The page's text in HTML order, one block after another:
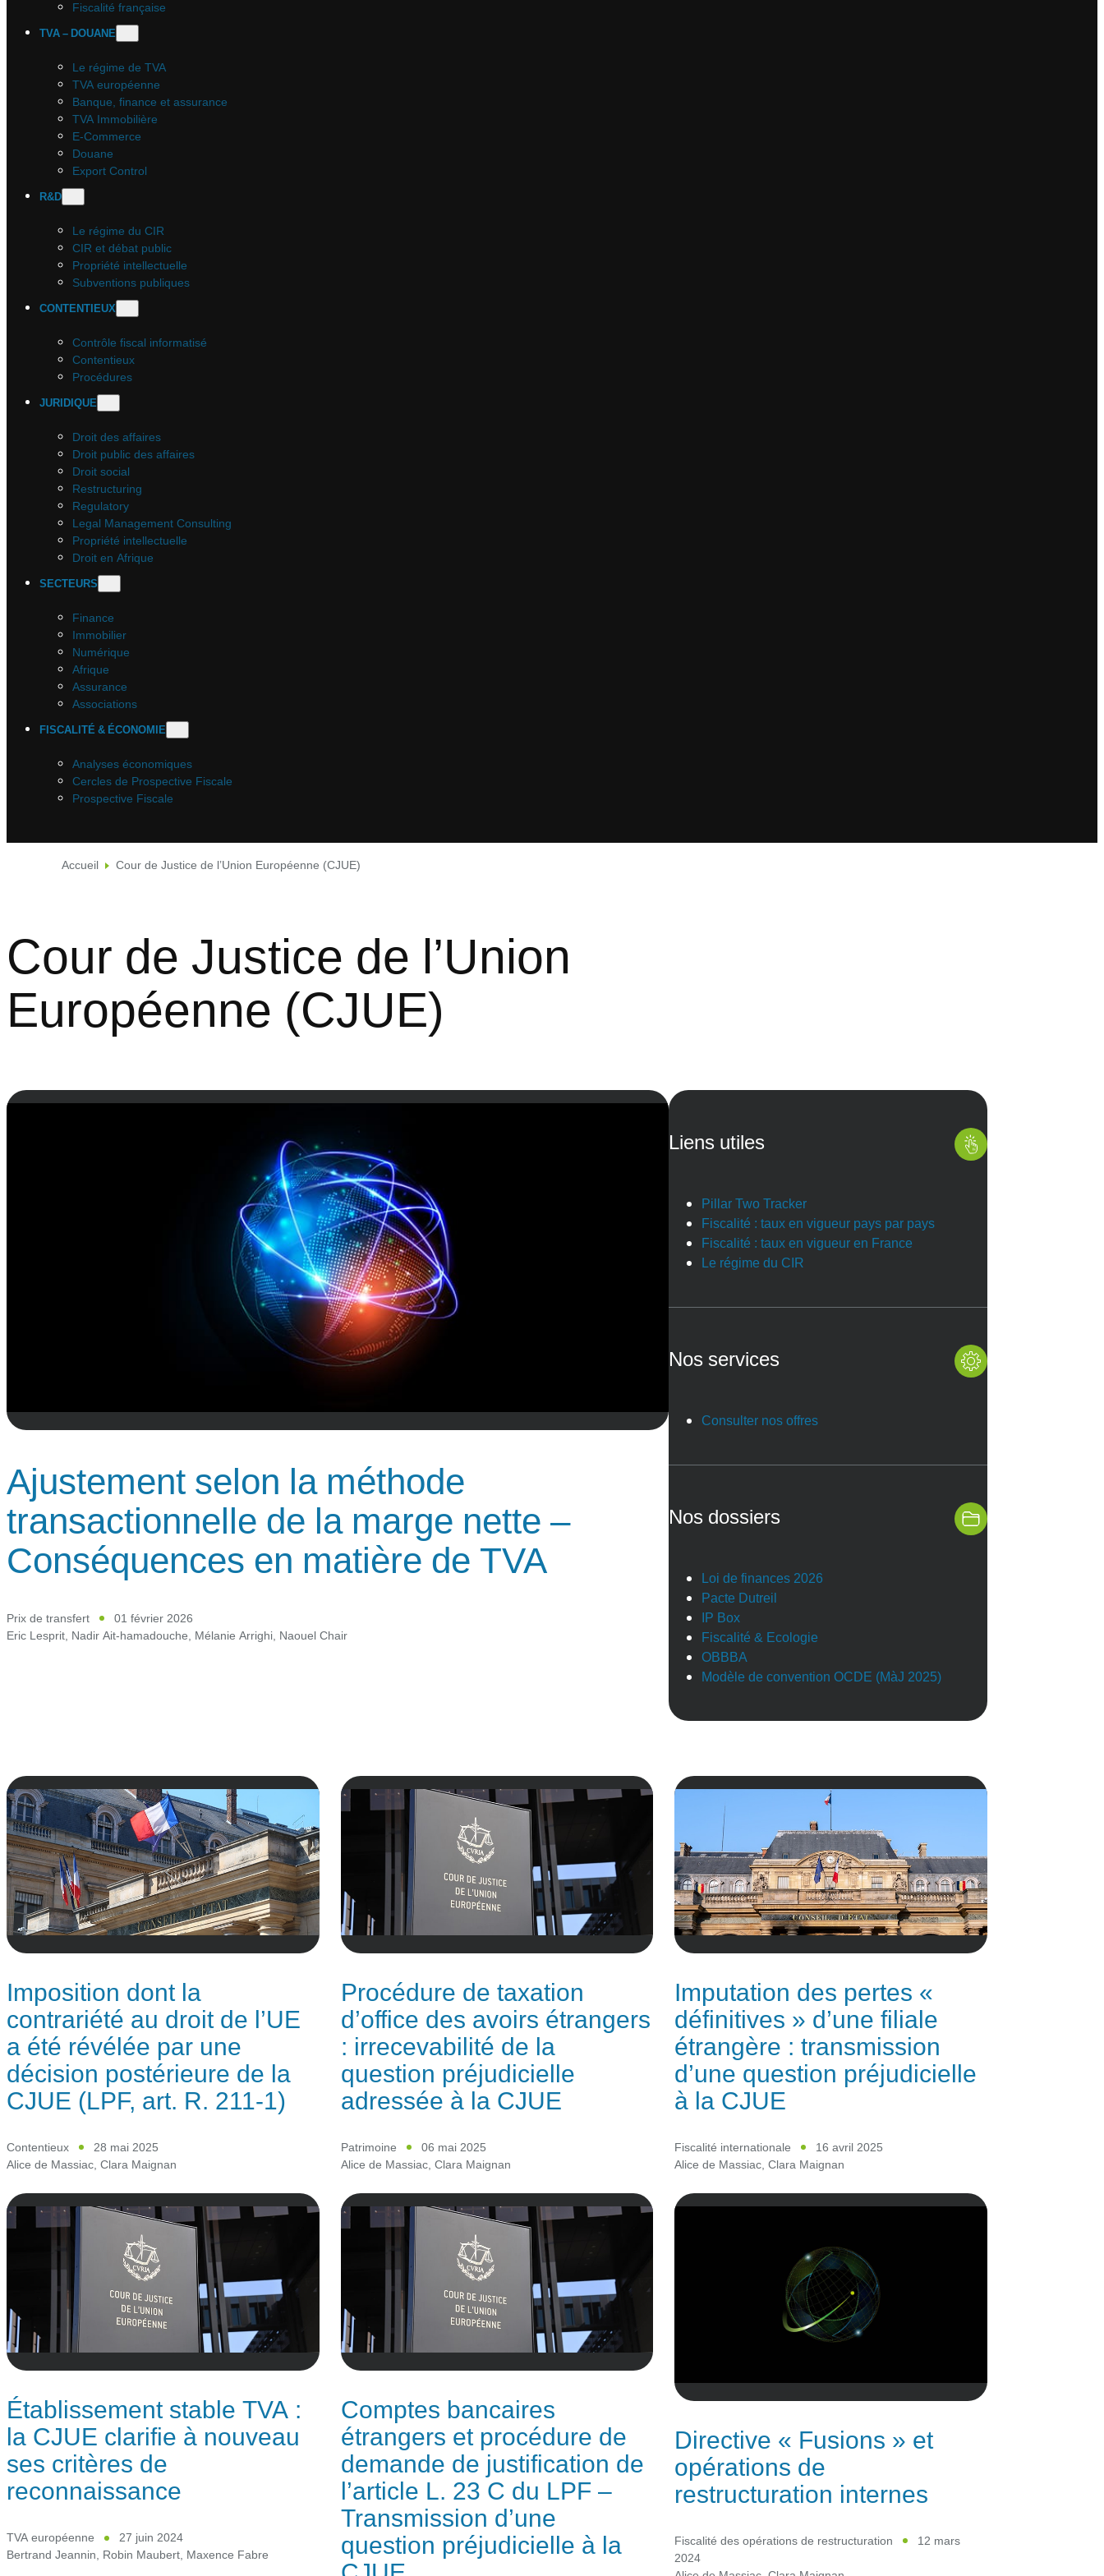
Fiscalité française
TVA – DOUANE
Le régime de TVA
TVA européenne
Banque, finance et assurance
TVA Immobilière
E-Commerce
Douane
Export Control
R&D
Le régime du CIR
CIR et débat public
Propriété intellectuelle
Subventions publiques
CONTENTIEUX
Contrôle fiscal informatisé
Contentieux
Procédures
JURIDIQUE
Droit des affaires
Droit public des affaires
Droit social
Restructuring
Regulatory
Legal Management Consulting
Propriété intellectuelle
Droit en Afrique
SECTEURS
Finance
Immobilier
Numérique
Afrique
Assurance
Associations
FISCALITÉ & ÉCONOMIE
Analyses économiques
Cercles de Prospective Fiscale
Prospective Fiscale
Accueil Cour de Justice de l’Union Européenne (CJUE)
Cour de Justice de l’Union
Européenne (CJUE)
Ajustement selon la méthode
transactionnelle de la marge nette –
Conséquences en matière de TVA
Prix de transfert
01 février 2026
Eric Lesprit, Nadir Ait-hamadouche, Mélanie Arrighi, Naouel Chair
Liens utiles
Pillar Two Tracker
Fiscalité : taux en vigueur pays par pays
Fiscalité : taux en vigueur en France
Le régime du CIR
Nos services
Consulter nos offres
Nos dossiers
Loi de finances 2026
Pacte Dutreil
IP Box
Fiscalité & Ecologie
OBBBA
Modèle de convention OCDE (MàJ 2025)
Imposition dont la
contrariété au droit de l’UE
a été révélée par une
décision postérieure de la
CJUE (LPF, art. R. 211-1)
Contentieux
28 mai 2025
Alice de Massiac, Clara Maignan
Procédure de taxation
d’office des avoirs étrangers
: irrecevabilité de la
question préjudicielle
adressée à la CJUE
Patrimoine
06 mai 2025
Alice de Massiac, Clara Maignan
Imputation des pertes «
définitives » d’une filiale
étrangère : transmission
d’une question préjudicielle
à la CJUE
Fiscalité internationale
16 avril 2025
Alice de Massiac,Clara Maignan
Établissement stable TVA :
la CJUE clarifie à nouveau
ses critères de
reconnaissance
TVA européenne
27 juin 2024
Bertrand Jeannin, Robin Maubert, Maxence Fabre
Comptes bancaires
étrangers et procédure de
demande de justification de
l’article L. 23 C du LPF –
Transmission d’une
question préjudicielle à la
Directive « Fusions » et
opérations de
restructuration internes
Fiscalité des opérations de restructuration
12 mars
2024